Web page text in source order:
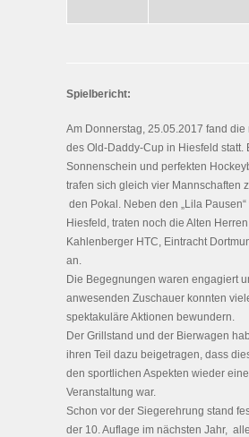
Spielbericht:
Am Donnerstag, 25.05.2017 fand die
des Old-Daddy-Cup in Hiesfeld statt.
Sonnenschein und perfekten
trafen sich gleich vier Mannschaften
den Pokal. Neben den „Lila
Hiesfeld, traten noch die Alten
Kahlenberger HTC, Eintracht
an.
Die Begegnungen waren engagiert
anwesenden Zuschauer konnten
spektakuläre Aktionen bewundern.
Der Grillstand und der Bierwagen
ihren Teil dazu beigetragen, dass
den sportlichen Aspekten wieder
Veranstaltung war.
Schon vor der Siegerehrung stand
der 10. Auflage im nächsten Jahr,